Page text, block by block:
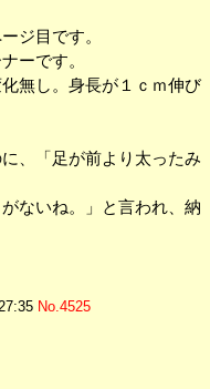
ジ目です。
ーです。
無し。身長が１ｃｍ伸び
、「足が前より太ったみ
ないね。」と言われ、納
No.4525